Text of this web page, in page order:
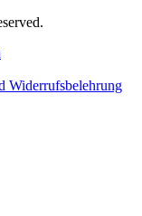
Widerrufsbelehrung